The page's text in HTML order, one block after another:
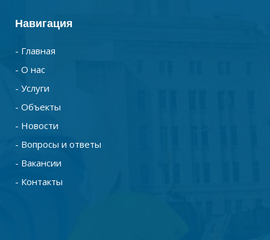
Навигация
- Главная
- О нас
- Услуги
- Объекты
- Новости
- Вопросы и ответы
- Вакансии
- Контакты